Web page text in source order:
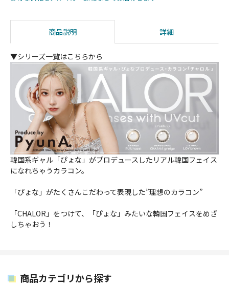
商品説明 詳細
▼シリーズ一覧はこちらから
韓国系ギャル「ぴょな」がプロデュースしたリアル韓国フェイス
になれちゃうカラコン。
「ぴょな」がたくさんこだわって表現した”理想のカラコン”
「CHALOR」をつけて、「ぴょな」みたいな韓国フェイスをめざ
しちゃおう！
商品カテゴリから探す